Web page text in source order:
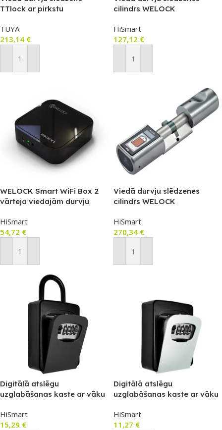
TTlock ar pirkstu
RFID un skārienjutīgu
tastatūru (labā roka, IP65,
TUYA
213,14 €
Pievienot Grozam
cilindrs WELOCK
HiSmart
127,12 €
Pievienot Grozam
WELOCK Smart WiFi Box 2
vārteja viedajām durvju
HiSmart
54,72 €
Pievienot Grozam
Viedā durvju slēdzenes
cilindrs WELOCK
HiSmart
270,34 €
Pievienot Grozam
Digitālā atslēgu
uzglabāšanas kaste ar vāku
kods)
HiSmart
15,29 €
Digitālā atslēgu
uzglabāšanas kaste ar vāku
kods)
HiSmart
11,27 €